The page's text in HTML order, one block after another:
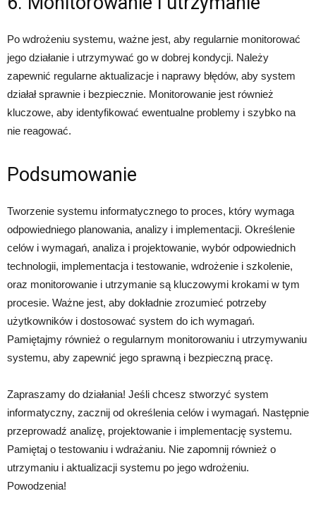
Po wdrożeniu systemu, ważne jest, aby regularnie monitorować
jego działanie i utrzymywać go w dobrej kondycji. Należy
zapewnić regularne aktualizacje i naprawy błędów, aby system
działał sprawnie i bezpiecznie. Monitorowanie jest również
kluczowe, aby identyfikować ewentualne problemy i szybko na
nie reagować.
Podsumowanie
Tworzenie systemu informatycznego to proces, który wymaga
odpowiedniego planowania, analizy i implementacji. Określenie
celów i wymagań, analiza i projektowanie, wybór odpowiednich
technologii, implementacja i testowanie, wdrożenie i szkolenie,
oraz monitorowanie i utrzymanie są kluczowymi krokami w tym
procesie. Ważne jest, aby dokładnie zrozumieć potrzeby
użytkowników i dostosować system do ich wymagań.
Pamiętajmy również o regularnym monitorowaniu i utrzymywaniu
systemu, aby zapewnić jego sprawną i bezpieczną pracę.
Zapraszamy do działania! Jeśli chcesz stworzyć system
informatyczny, zacznij od określenia celów i wymagań. Następnie
przeprowadź analizę, projektowanie i implementację systemu.
Pamiętaj o testowaniu i wdrażaniu. Nie zapomnij również o
utrzymaniu i aktualizacji systemu po jego wdrożeniu.
Powodzenia!